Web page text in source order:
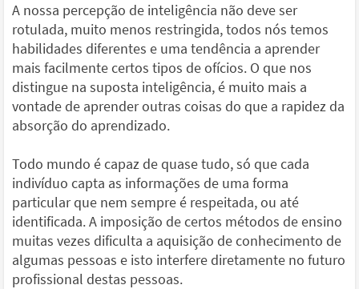
A nossa percepção de inteligência não deve ser
rotulada, muito menos restringida, todos nós temos
habilidades diferentes e uma tendência a aprender
mais facilmente certos tipos de ofícios. O que nos
distingue na suposta inteligência, é muito mais a
vontade de aprender outras coisas do que a rapidez da
absorção do aprendizado.
Todo mundo é capaz de quase tudo, só que cada
indivíduo capta as informações de uma forma
particular que nem sempre é respeitada, ou até
identificada. A imposição de certos métodos de ensino
muitas vezes dificulta a aquisição de conhecimento de
algumas pessoas e isto interfere diretamente no futuro
profissional destas pessoas.